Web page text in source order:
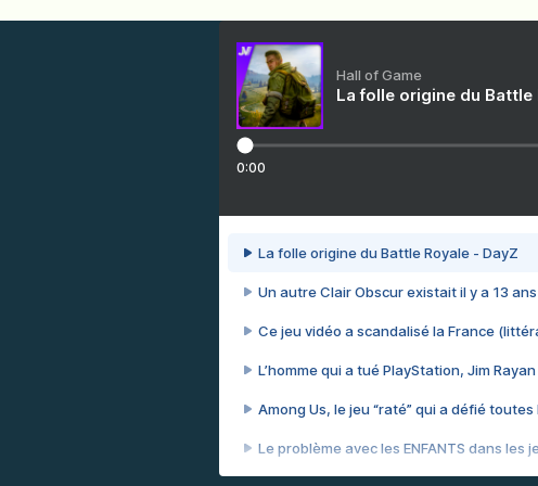
Hall of Game
La folle origine du Battle
0:00
La folle origine du Battle Royale - DayZ
Un autre Clair Obscur existait il y a 13
Ce jeu vidéo a scandalisé la France
L’homme qui a tué PlayStation, Jim Rayan
Among Us, le jeu “raté” qui a défié toutes
Le problème avec les ENFANTS dans les